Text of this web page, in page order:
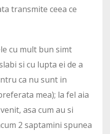
transmite ceea ce
cu mult bun simt
si cu lupta ei de a
ca nu sunt in
mea); la fel aia
asa cum au si
2 saptamini spunea